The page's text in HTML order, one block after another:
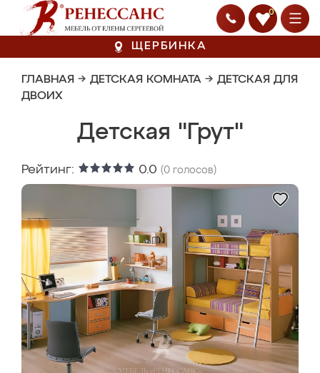
0
ЩЕРБИНКА
ГЛАВНАЯ → ДЕТСКАЯ КОМНАТА → ДЕТСКАЯ ДЛЯ
ДВОИХ
Детская "Грут"
Рейтинг: 0.0 (0 голосов)